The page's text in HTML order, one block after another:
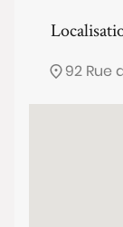
92 Rue